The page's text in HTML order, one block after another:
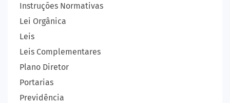
Instruções Normativas
Lei Orgânica
Leis
Leis Complementares
Plano Diretor
Portarias
Previdência